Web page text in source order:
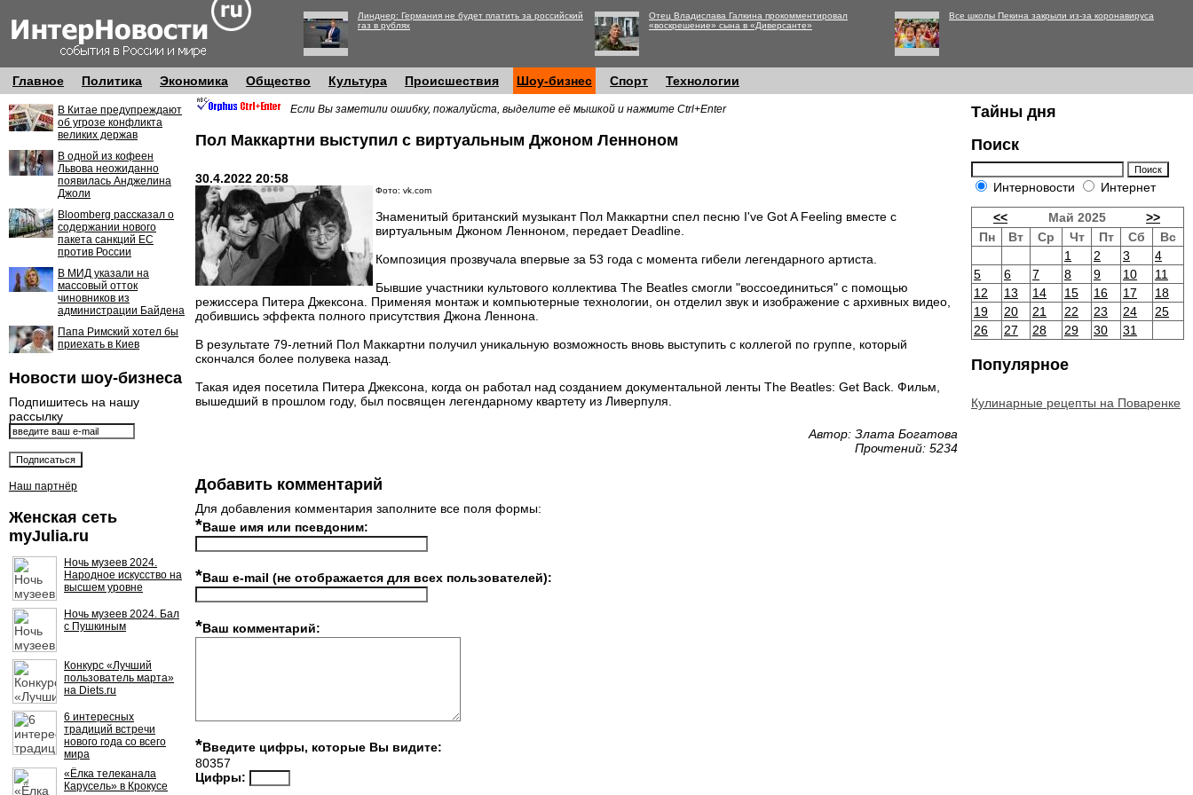
Линднер: Германия не будет платить за российский
газ в рублях
Отец Владислава Галкина прокомментировал
«воскрешение» сына в «Диверсанте»
Все школы Пекина закрыли из-за коронавируса
Главное Политика Экономика Общество Культура Происшествия Шоу-бизнес Спорт Технологии
В Китае предупреждают
об угрозе конфликта
великих держав
В одной из кофеен
Львова неожиданно
появилась Анджелина
Джоли
Bloomberg рассказал о
содержании нового
пакета санкций ЕС
против России
В МИД указали на
массовый отток
чиновников из
администрации Байдена
Папа Римский хотел бы
приехать в Киев
Новости шоу-бизнеса
Подпишитесь на нашу
рассылку
Наш партнёр
Женская сеть
myJulia.ru
Ночь музеев 2024.
Народное искусство на
высшем уровне
Ночь музеев 2024. Бал
с Пушкиным
Конкурс «Лучший
пользователь марта»
на Diets.ru
6 интересных
традиций встречи
нового года со всего
мира
«Ёлка телеканала
Карусель» в Крокусе
Если Вы заметили ошибку, пожалуйста, выделите её мышкой и нажмите Ctrl+Enter
Пол Маккартни выступил с виртуальным Джоном Ленноном
30.4.2022 20:58
Фото: vk.com
Знаменитый британский музыкант Пол Маккартни спел песню I've Got A Feeling вместе с
виртуальным Джоном Ленноном, передает Deadline.
Композиция прозвучала впервые за 53 года с момента гибели легендарного артиста.
Бывшие участники культового коллектива The Beatles смогли "воссоединиться" с помощью
режиссера Питера Джексона. Применяя монтаж и компьютерные технологии, он отделил звук и изображение с архивных видео,
добившись эффекта полного присутствия Джона Леннона.
В результате 79-летний Пол Маккартни получил уникальную возможность вновь выступить с коллегой по группе, который
скончался более полувека назад.
Такая идея посетила Питера Джексона, когда он работал над созданием документальной ленты The Beatles: Get Back. Фильм,
вышедший в прошлом году, был посвящен легендарному квартету из Ливерпуля.
Автор: Злата Богатова
Прочтений: 5234
Добавить комментарий
Для добавления комментария заполните все поля формы:
*Ваше имя или псевдоним:
*Ваш e-mail (не отображается для всех пользователей):
*Ваш комментарий:
*Введите цифры, которые Вы видите:
80357
Цифры:
Тайны дня
Поиск
Интерновости Интернет
<< Май 2025
>>
Пн
Вт Ср Чт Пт Сб
Вс
1
2 3
4
5
6 7 8 9 10
11
12
13 14 15 16 17
18
19
20 21 22 23 24
25
26
27 28 29 30 31
Популярное
Кулинарные рецепты на Поваренке